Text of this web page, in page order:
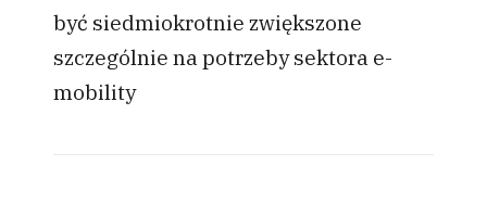
być siedmiokrotnie zwiększone
szczególnie na potrzeby sektora e-
mobility